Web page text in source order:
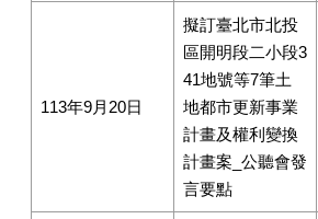
113年9月20日
擬訂臺北市北投
區開明段二小段3
41地號等7筆土
地都市更新事業
計畫及權利變換
計畫案_公聽會發
言要點